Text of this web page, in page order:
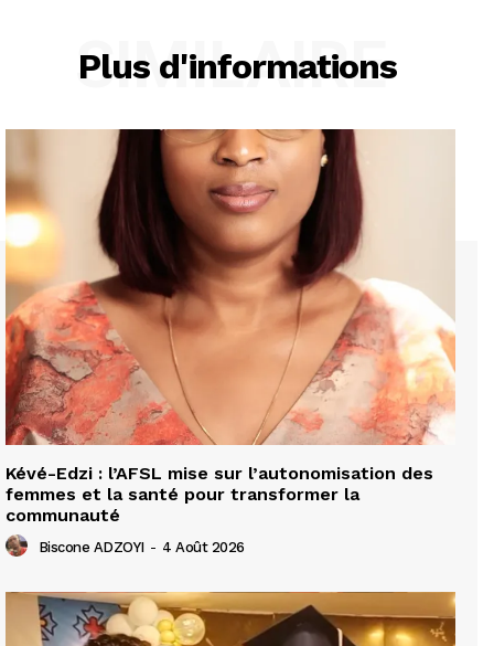
Plus d'informations
SIMILAIRE
Kévé-Edzi : l’AFSL mise sur l’autonomisation des
femmes et la santé pour transformer la
communauté
Biscone ADZOYI - 4 Août 2026